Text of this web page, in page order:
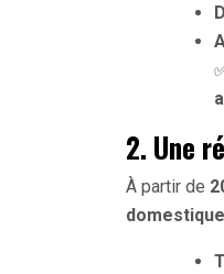
2. Une
À partir de